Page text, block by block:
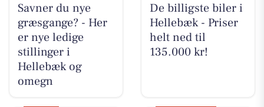
Savner du nye
græsgange? - Her
er nye ledige
stillinger i
Hellebæk og
omegn
De billigste biler i
Hellebæk - Priser
helt ned til
135.000 kr!